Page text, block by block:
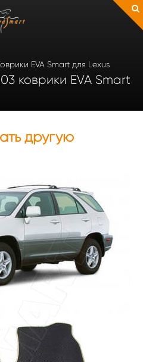
EVA Smart для Lexus
коврики EVA Smart
другую